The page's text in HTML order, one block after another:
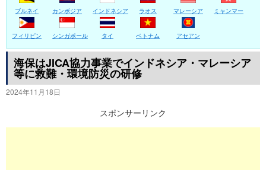
へ
ス
キ
ッ
ブルネイ カンボジア インドネシア ラオス マレーシア ミャンマー
フィリピン シンガポール タイ ベトナム アセアン
海保はJICA協力事業でインドネシア・マレーシア
等に救難・環境防災の研修
2024年11月18日
スポンサーリンク